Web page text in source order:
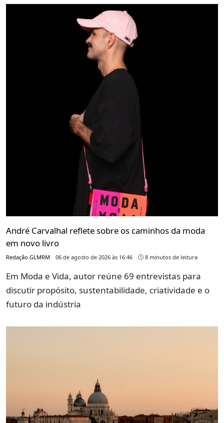
André Carvalhal reflete sobre os caminhos da moda
em novo livro
Redação GLMRM 06 de agosto de 2026 às 16:46 8 minutos de leitura
Em Moda e Vida, autor reúne 69 entrevistas para
discutir propósito, sustentabilidade, criatividade e o
futuro da indústria